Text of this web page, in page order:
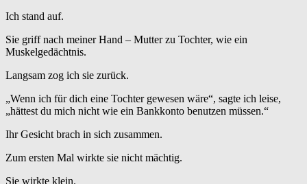
Ich stand auf.
Sie griff nach meiner Hand – Mutter zu Tochter, wie ein
Muskelgedächtnis.
Langsam zog ich sie zurück.
„Wenn ich für dich eine Tochter gewesen wäre“, sagte ich leise,
„hättest du mich nicht wie ein Bankkonto benutzen müssen.“
Ihr Gesicht brach in sich zusammen.
Zum ersten Mal wirkte sie nicht mächtig.
Sie wirkte klein.